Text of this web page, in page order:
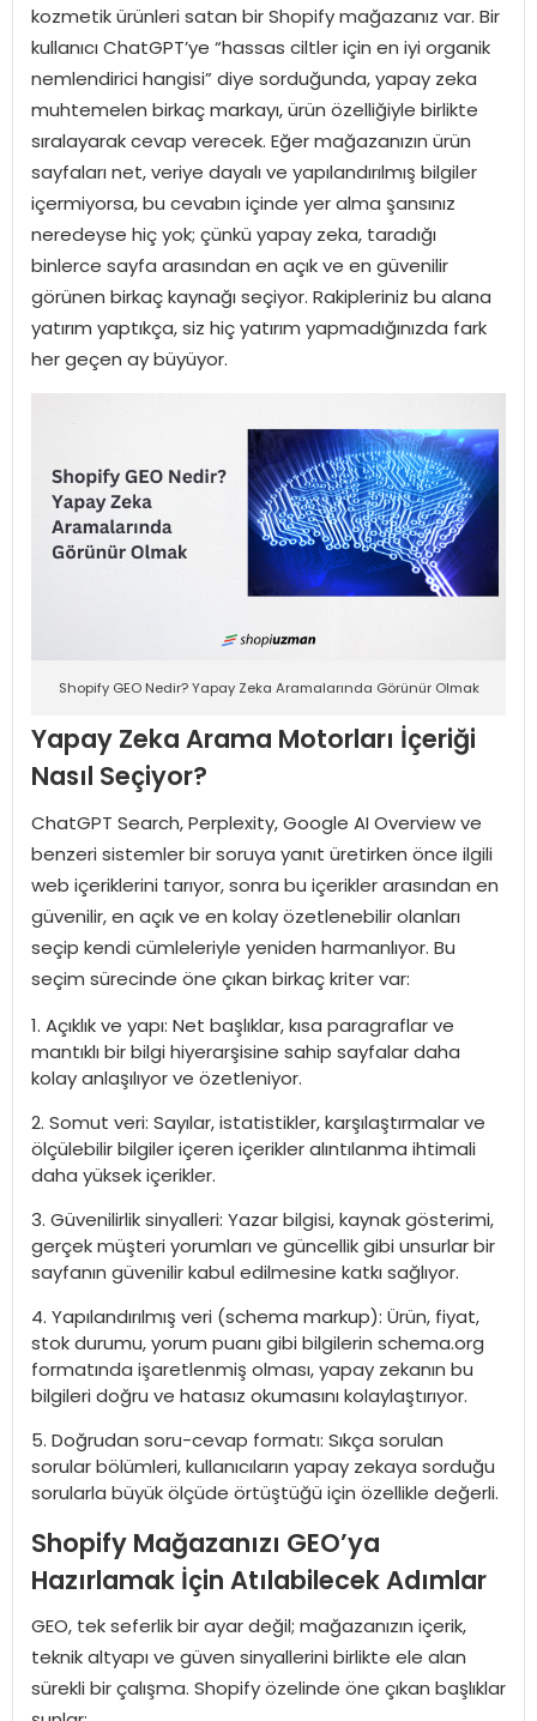
kozmetik ürünleri satan bir Shopify mağazanız var. Bir
kullanıcı ChatGPT’ye “hassas ciltler için en iyi organik
nemlendirici hangisi” diye sorduğunda, yapay zeka
muhtemelen birkaç markayı, ürün özelliğiyle birlikte
sıralayarak cevap verecek. Eğer mağazanızın ürün
sayfaları net, veriye dayalı ve yapılandırılmış bilgiler
içermiyorsa, bu cevabın içinde yer alma şansınız
neredeyse hiç yok; çünkü yapay zeka, taradığı
binlerce sayfa arasından en açık ve en güvenilir
görünen birkaç kaynağı seçiyor. Rakipleriniz bu alana
yatırım yaptıkça, siz hiç yatırım yapmadığınızda fark
her geçen ay büyüyor.
Shopify GEO Nedir? Yapay Zeka Aramalarında Görünür Olmak
Yapay Zeka Arama Motorları İçeriği
Nasıl Seçiyor?
ChatGPT Search, Perplexity, Google AI Overview ve
benzeri sistemler bir soruya yanıt üretirken önce ilgili
web içeriklerini tarıyor, sonra bu içerikler arasından en
güvenilir, en açık ve en kolay özetlenebilir olanları
seçip kendi cümleleriyle yeniden harmanlıyor. Bu
seçim sürecinde öne çıkan birkaç kriter var:
Açıklık ve yapı: Net başlıklar, kısa paragraflar ve
mantıklı bir bilgi hiyerarşisine sahip sayfalar daha
kolay anlaşılıyor ve özetleniyor.
Somut veri: Sayılar, istatistikler, karşılaştırmalar ve
ölçülebilir bilgiler içeren içerikler alıntılanma ihtimali
daha yüksek içerikler.
Güvenilirlik sinyalleri: Yazar bilgisi, kaynak gösterimi,
gerçek müşteri yorumları ve güncellik gibi unsurlar bir
sayfanın güvenilir kabul edilmesine katkı sağlıyor.
Yapılandırılmış veri (schema markup): Ürün, fiyat,
stok durumu, yorum puanı gibi bilgilerin schema.org
formatında işaretlenmiş olması, yapay zekanın bu
bilgileri doğru ve hatasız okumasını kolaylaştırıyor.
Doğrudan soru-cevap formatı: Sıkça sorulan
sorular bölümleri, kullanıcıların yapay zekaya sorduğu
sorularla büyük ölçüde örtüştüğü için özellikle değerli.
Shopify Mağazanızı GEO’ya
Hazırlamak İçin Atılabilecek Adımlar
GEO, tek seferlik bir ayar değil; mağazanızın içerik,
teknik altyapı ve güven sinyallerini birlikte ele alan
sürekli bir çalışma. Shopify özelinde öne çıkan başlıklar